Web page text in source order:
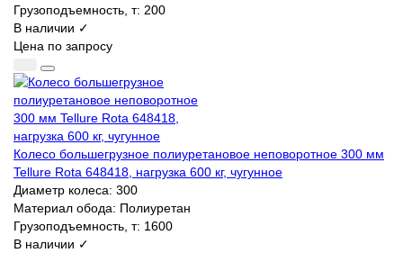
Грузоподъемность, т: 200
В наличии ✓
Цена по запросу
Колесо большегрузное полиуретановое неповоротное 300 мм
Tellure Rota 648418, нагрузка 600 кг, чугунное
Диаметр колеса: 300
Материал обода: Полиуретан
Грузоподъемность, т: 1600
В наличии ✓